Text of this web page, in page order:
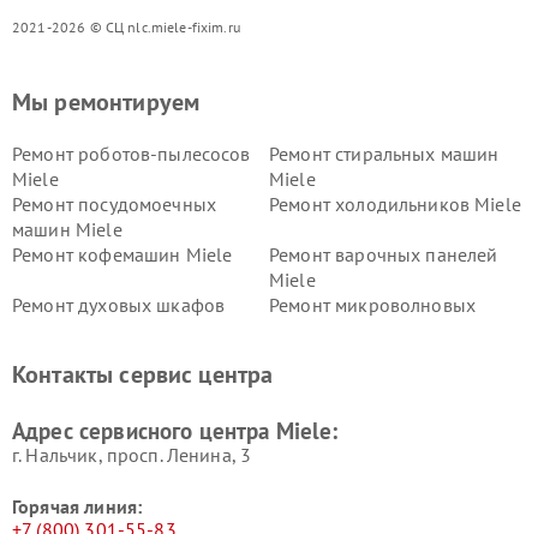
2021-2026 © СЦ nlc.miele-fixim.ru
Мы ремонтируем
Ремонт роботов-пылесосов
Miele
Ремонт стиральных машин
Miele
Ремонт посудомоечных
машин Miele
Ремонт холодильников Miele
Ремонт кофемашин Miele
Ремонт варочных панелей
Miele
Ремонт духовых шкафов
Ремонт микроволновых
Miele
Miele
пылесосов Miele
Контакты сервис центра
Адрес сервисного центра Miele:
г. Нальчик, просп. Ленина, 3
Горячая линия:
+7 (800) 301-55-83